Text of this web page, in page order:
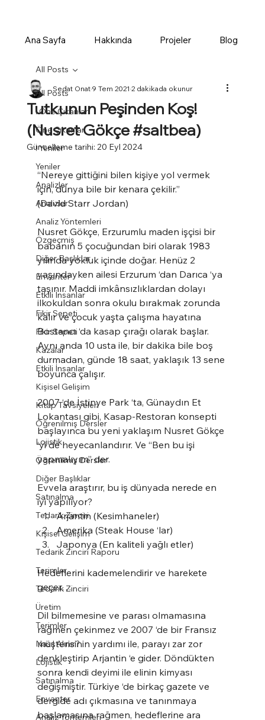
Ana Sayfa Hakkında Projeler Blog
All Posts
! Öne Çıkanlar
Öne Çıkanlar
! Yeniler
Yeniler
Analizler
Analizler
Analiz Yöntemleri
Özgeçmiş
Diğer Başlıklar
Envanter
Etkili İnsanlar
Fikir Sepeti
Fikir Sepeti
Kazalar
Etkili İnsanlar
Kişisel Gelişim
Kitap Tavsiyeleri
Öğrenilmiş Dersler
Lojistik
Öğrenilmiş Dersler
Diğer Başlıklar
Satınalma
Tedarik Zinciri
Kişisel Gelişim
Tedarik Zinciri Raporu
Terimler
Tedarik Zinciri
Üretim
Terimler
Nasıl Alınır?
Lojistik
Satınalma
Envanter
Analiz Yöntemleri
All Posts
Tutkunun Peşinden Koş!
(Nusret Gökçe #saltbea)
Sedat Onat9 Tem 2021 2 dakikada okunur
Güncelleme tarihi: 20 Eyl 2024
“Nereye gittiğini bilen kişiye yol vermek
için, dünya bile bir kenara çekilir.”
(David Starr Jordan)
Nusret Gökçe, Erzurumlu maden işçisi bir
babanın 5 çocuğundan biri olarak 1983
yılında yokluk içinde doğar. Henüz 2
yaşındayken ailesi Erzurum ‘dan Darıca ‘ya
taşınır. Maddi imkânsızlıklardan dolayı
ilkokuldan sonra okulu bırakmak zorunda
kalır ve çocuk yaşta çalışma hayatına
Bostancı ‘da kasap çırağı olarak başlar.
Aynı anda 10 usta ile, bir dakika bile boş
durmadan, günde 18 saat, yaklaşık 13 sene
boyunca çalışır.
2007 ‘de İstinye Park ‘ta, Günaydın Et
Lokantası gibi, Kasap-Restoran konsepti
başlayınca bu yeni yaklaşım Nusret Gökçe
‘yi de heyecanlandırır. Ve “Ben bu işi
yapmalıyım” der.
Evvela araştırır, bu iş dünyada nerede en
iyi yapılıyor?
Arjantin (Kesimhaneler)
Amerika (Steak House ‘lar)
Japonya (En kaliteli yağlı etler)
Hedeflerini kademelendirir ve harekete
geçer…
Dil bilmemesine ve parası olmamasına
rağmen çekinmez ve 2007 ‘de bir Fransız
müşterisinin yardımı ile, parayı zar zor
denkleştirip Arjantin ‘e gider. Döndükten
sonra kendi deyimi ile elinin kimyası
değişmiştir. Türkiye ‘de birkaç gazete ve
dergide adı çıkmasına ve tanınmaya
başlamasına rağmen, hedeflerine ara